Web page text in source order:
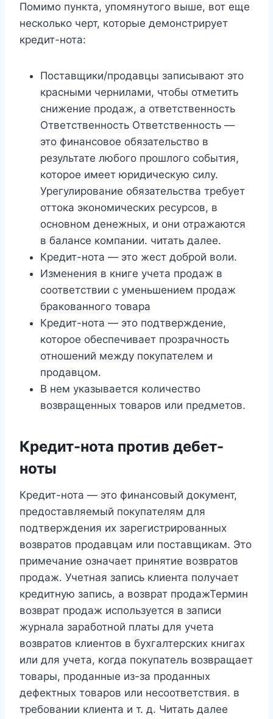
Помимо пункта, упомянутого выше, вот еще
несколько черт, которые демонстрирует
кредит-нота:
Поставщики/продавцы записывают это
красными чернилами, чтобы отметить
снижение продаж, а ответственность
Ответственность Ответственность —
это финансовое обязательство в
результате любого прошлого события,
которое имеет юридическую силу.
Урегулирование обязательства требует
оттока экономических ресурсов, в
основном денежных, и они отражаются
в балансе компании. читать далее.
Кредит-нота — это жест доброй воли.
Изменения в книге учета продаж в
соответствии с уменьшением продаж
бракованного товара
Кредит-нота — это подтверждение,
которое обеспечивает прозрачность
отношений между покупателем и
продавцом.
В нем указывается количество
возвращенных товаров или предметов.
Кредит-нота против дебет-
ноты
Кредит-нота — это финансовый документ,
предоставляемый покупателям для
подтверждения их зарегистрированных
возвратов продавцам или поставщикам. Это
примечание означает принятие возвратов
продаж. Учетная запись клиента получает
кредитную запись, а возврат продажТермин
возврат продаж используется в записи
журнала заработной платы для учета
возвратов клиентов в бухгалтерских книгах
или для учета, когда покупатель возвращает
товары, проданные из-за проданных
дефектных товаров или несоответствия. в
требовании клиента и т. д. Читать далее